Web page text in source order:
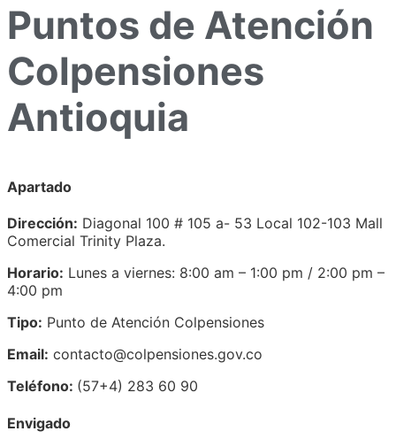
Puntos de Atención
Colpensiones
Antioquia
Apartado
Dirección: Diagonal 100 # 105 a- 53 Local 102-103 Mall
Comercial Trinity Plaza.
Horario: Lunes a viernes: 8:00 am – 1:00 pm / 2:00 pm –
4:00 pm
Tipo: Punto de Atención Colpensiones
Email: contacto@colpensiones.gov.co
Teléfono: (57+4) 283 60 90
Envigado